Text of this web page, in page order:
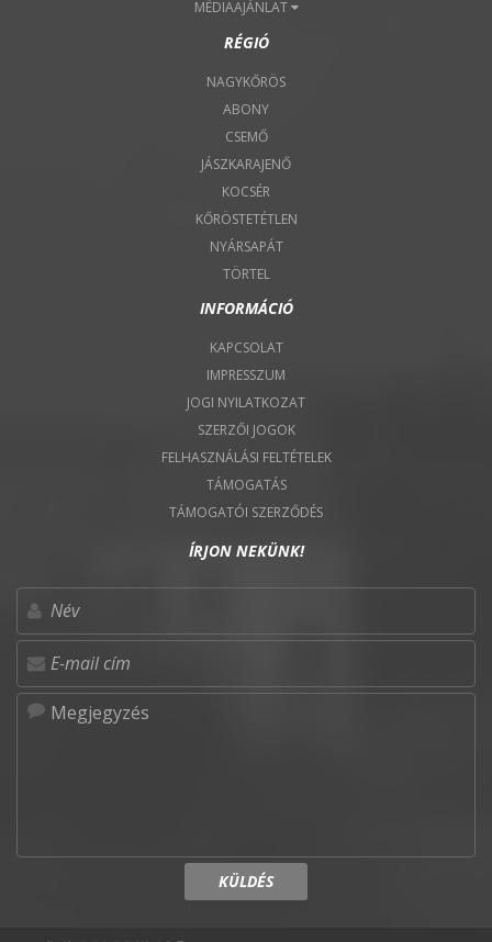
MÉDIAAJÁNLAT
RÉGIÓ
NAGYKŐRÖS
ABONY
CSEMŐ
JÁSZKARAJENŐ
KOCSÉR
KŐRÖSTETÉTLEN
NYÁRSAPÁT
TÖRTEL
INFORMÁCIÓ
KAPCSOLAT
IMPRESSZUM
JOGI NYILATKOZAT
SZERZŐI JOGOK
FELHASZNÁLÁSI FELTÉTELEK
TÁMOGATÁS
TÁMOGATÓI SZERZŐDÉS
ÍRJON NEKÜNK!
KÜLDÉS